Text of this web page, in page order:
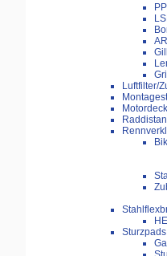
Luftfilter/